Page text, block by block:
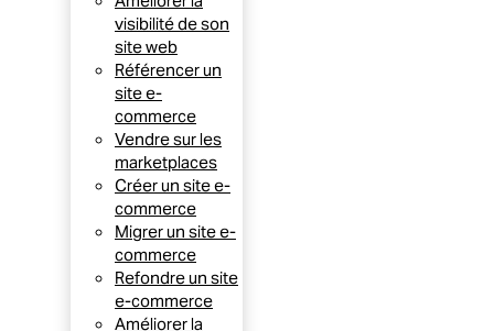
visibilité de son
site web
Référencer un
site e-
commerce
Vendre sur les
marketplaces
Créer un site e-
commerce
Migrer un site e-
commerce
Refondre un site
e-commerce
Améliorer la